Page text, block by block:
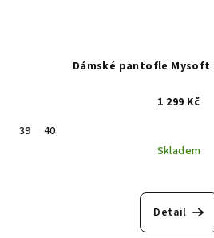
Dámské pantofle
1 299 Kč
39
40
Skladem
Detail